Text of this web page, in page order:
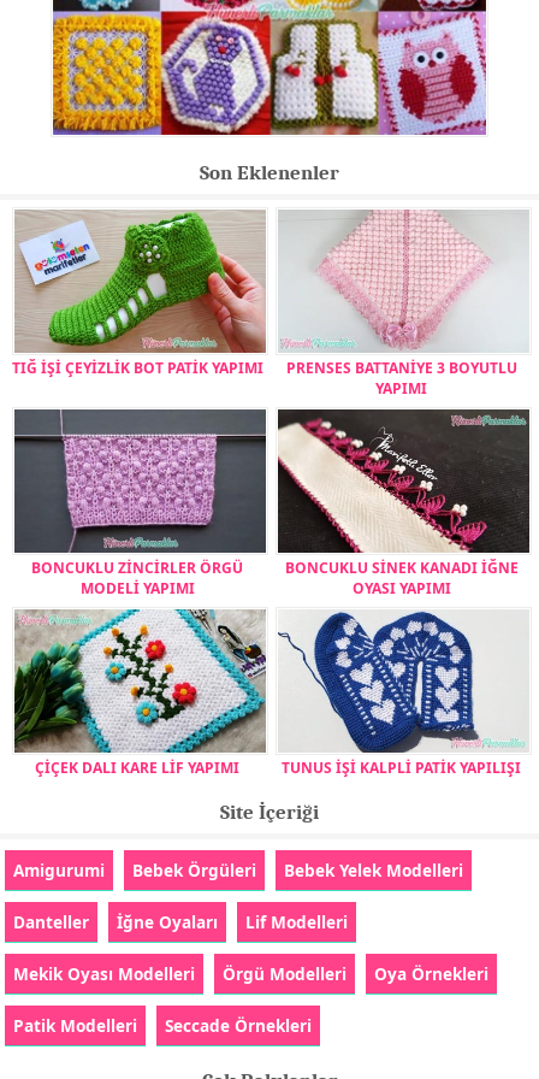
Son Eklenenler
TIĞ İŞİ ÇEYİZLİK BOT PATİK YAPIMI
PRENSES BATTANİYE 3 BOYUTLU
YAPIMI
BONCUKLU ZİNCİRLER ÖRGÜ
MODELİ YAPIMI
BONCUKLU SİNEK KANADI İĞNE
OYASI YAPIMI
ÇİÇEK DALI KARE LİF YAPIMI TUNUS İŞİ KALPLİ PATİK YAPILIŞI
Site İçeriği
Amigurumi Bebek Örgüleri Bebek Yelek Modelleri
Danteller İğne Oyaları Lif Modelleri
Mekik Oyası Modelleri Örgü Modelleri Oya Örnekleri
Patik Modelleri Seccade Örnekleri